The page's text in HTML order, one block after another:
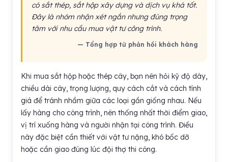
có sắt thép, sắt hộp xây dựng và dịch vụ khá tốt.
Đây là nhóm nhận xét ngắn nhưng đúng trọng
tâm với nhu cầu mua vật tư công trình.
— Tổng hợp từ phản hồi khách hàng
Khi mua sắt hộp hoặc thép cây, bạn nên hỏi kỹ độ dày,
chiều dài cây, trọng lượng, quy cách cắt và cách tính
giá để tránh nhầm giữa các loại gần giống nhau. Nếu
lấy hàng cho công trình, nên thống nhất thời điểm giao,
vị trí xuống hàng và người nhận tại công trình. Điều
này đặc biệt cần thiết với vật tư nặng, khó bốc dỡ
hoặc cần giao đúng lúc đội thợ thi công.